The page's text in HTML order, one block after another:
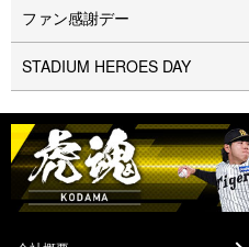
ファン感謝デー
STADIUM HEROES DAY